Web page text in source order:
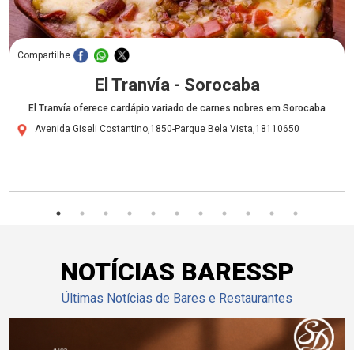
Compartilhe
El Tranvía - Sorocaba
El Tranvía oferece cardápio variado de carnes nobres em Sorocaba
Avenida Giseli Costantino,1850-Parque Bela Vista,18110650
NOTÍCIAS BARESSP
Últimas Notícias de Bares e Restaurantes